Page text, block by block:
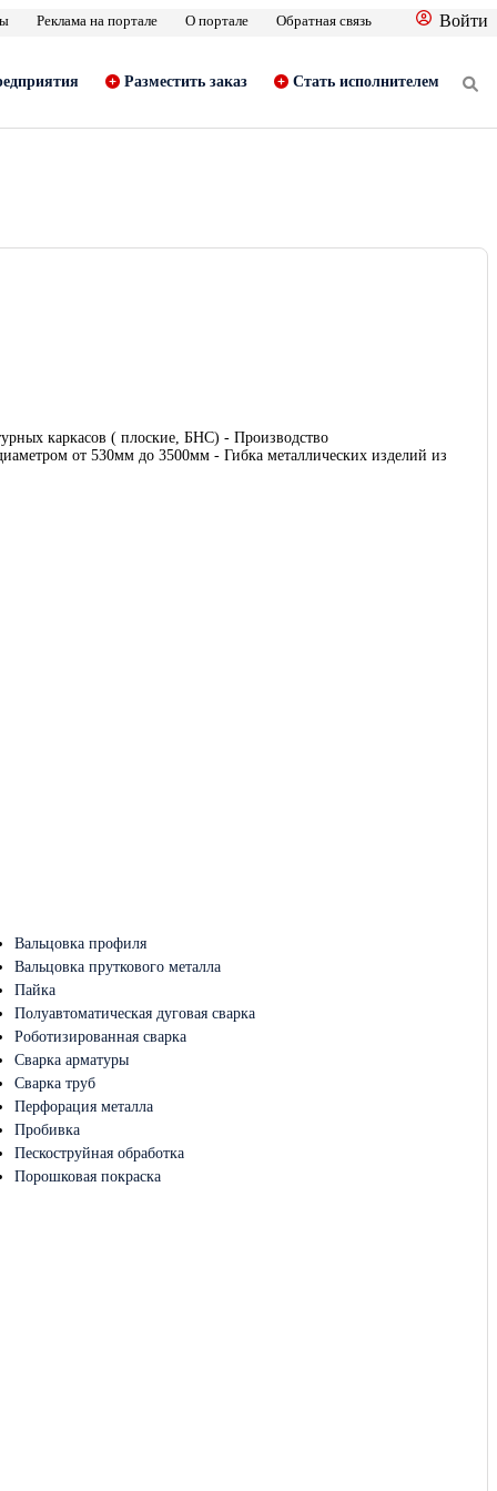
Реклама на портале О портале Обратная связь Войти
Разместить заказ Стать исполнителем
каркасов ( плоские, БНС) - Производство
от 530мм до 3500мм - Гибка металлических изделий из
Вальцовка профиля
Вальцовка пруткового металла
Пайка
Полуавтоматическая дуговая сварка
Роботизированная сварка
Сварка арматуры
Сварка труб
Перфорация металла
Пробивка
Пескоструйная обработка
Порошковая покраска